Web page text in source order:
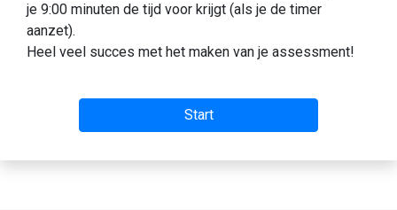
je 9:00 minuten de tijd voor krijgt (als je de timer
aanzet).
Heel veel succes met het maken van je assessment!